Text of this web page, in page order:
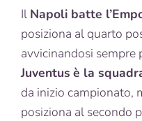
Il Napoli batte
posiziona al quarto
avvicinandosi sempre
Juventus è la
da inizio campionato,
posiziona al secondo